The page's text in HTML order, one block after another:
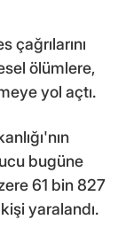
çağrılarını
ölümlere,
yol açtı.
bugüne
61 bin 827
yaralandı.